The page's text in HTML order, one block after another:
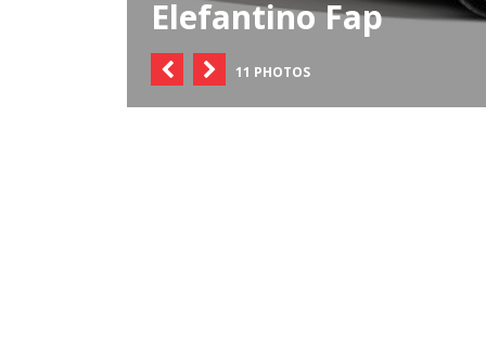
Elefantino Fap
11 PHOTOS